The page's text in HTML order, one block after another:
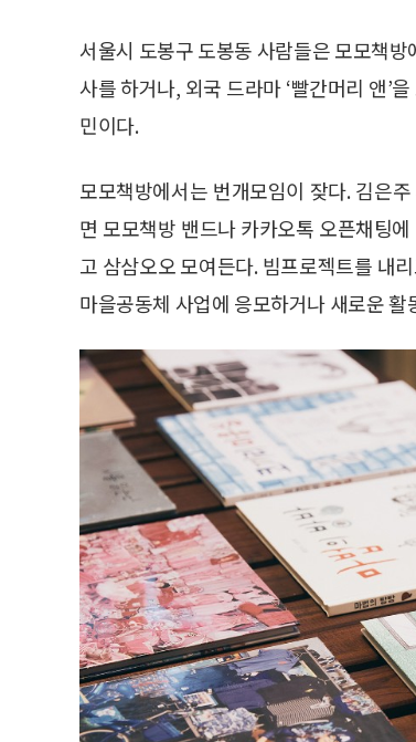
서울시 도봉구 도봉동 사람들은 모모책
사를 하거나, 외국 드라마 ‘빨간머리 앤’
민이다.
모모책방에서는 번개모임이 잦다. 김은
면 모모책방 밴드나 카카오톡 오픈채팅
고 삼삼오오 모여든다. 빔프로젝트를 내
마을공동체 사업에 응모하거나 새로운